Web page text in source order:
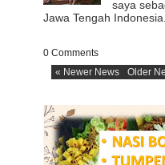
saya
Jawa Tengah
0 Comments
« Newer News
Older